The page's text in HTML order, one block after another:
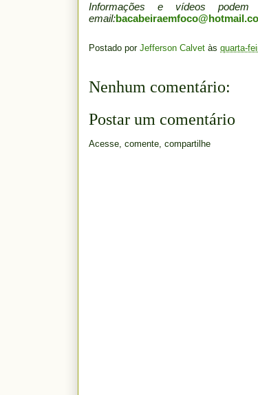
Informações e vídeos
email:
Postado por Jefferson Calvet às quarta-
Nenhum comentário:
Postar um comentário
Acesse, comente, compartilhe